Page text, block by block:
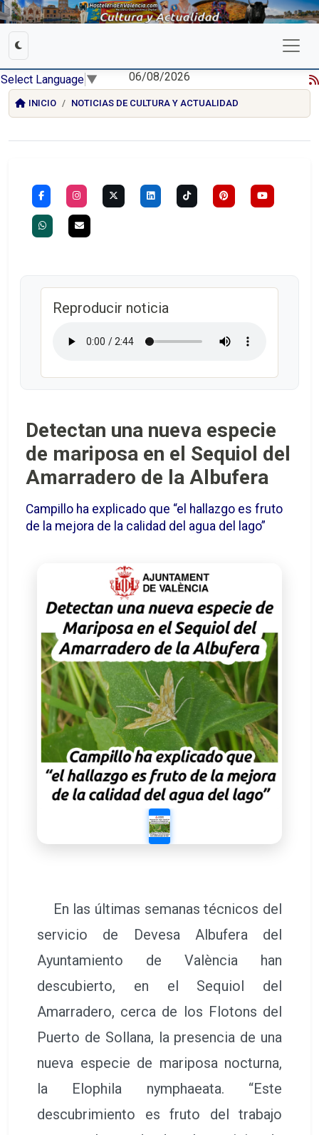
Select Language ▼ 06/08/2026
INICIO NOTICIAS DE CULTURA Y ACTUALIDAD
Reproducir noticia
Detectan una nueva especie
de mariposa en el Sequiol del
Amarradero de la Albufera
Campillo ha explicado que “el hallazgo es fruto
de la mejora de la calidad del agua del lago”
En las últimas semanas técnicos del
servicio de Devesa Albufera del
Ayuntamiento de València han
descubierto, en el Sequiol del
Amarradero, cerca de los Flotons del
Puerto de Sollana, la presencia de una
nueva especie de mariposa nocturna,
la Elophila nymphaeata. “Este
descubrimiento es fruto del trabajo